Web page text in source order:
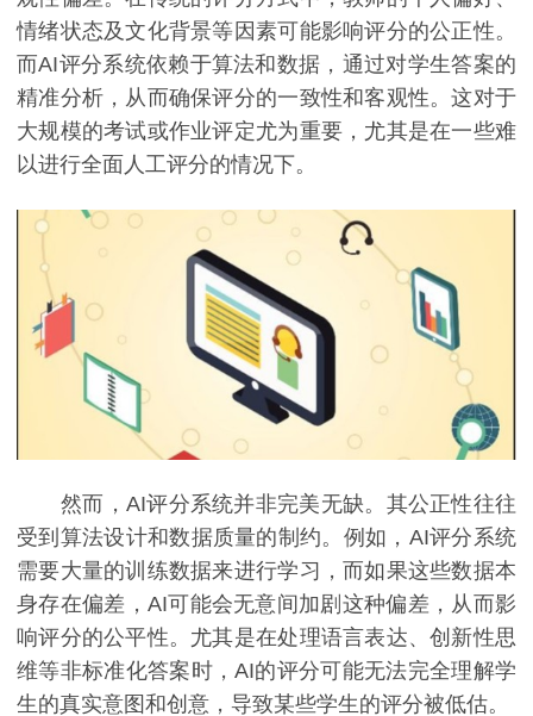
情绪状态及文化背景等因素可能影响评分的公正性。
而AI评分系统依赖于算法和数据，通过对学生答案的
精准分析，从而确保评分的一致性和客观性。这对于
大规模的考试或作业评定尤为重要，尤其是在一些难
以进行全面人工评分的情况下。
然而，AI评分系统并非完美无缺。其公正性往往
受到算法设计和数据质量的制约。例如，AI评分系统
需要大量的训练数据来进行学习，而如果这些数据本
身存在偏差，AI可能会无意间加剧这种偏差，从而影
响评分的公平性。尤其是在处理语言表达、创新性思
维等非标准化答案时，AI的评分可能无法完全理解学
生的真实意图和创意，导致某些学生的评分被低估。